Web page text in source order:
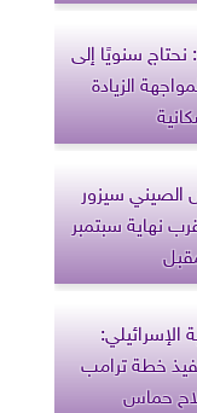
سنويًا إلى
الزيادة
الصيني سيزور
نهاية سبتمبر
الإسرائيلي:
خطة ترامب
حماس